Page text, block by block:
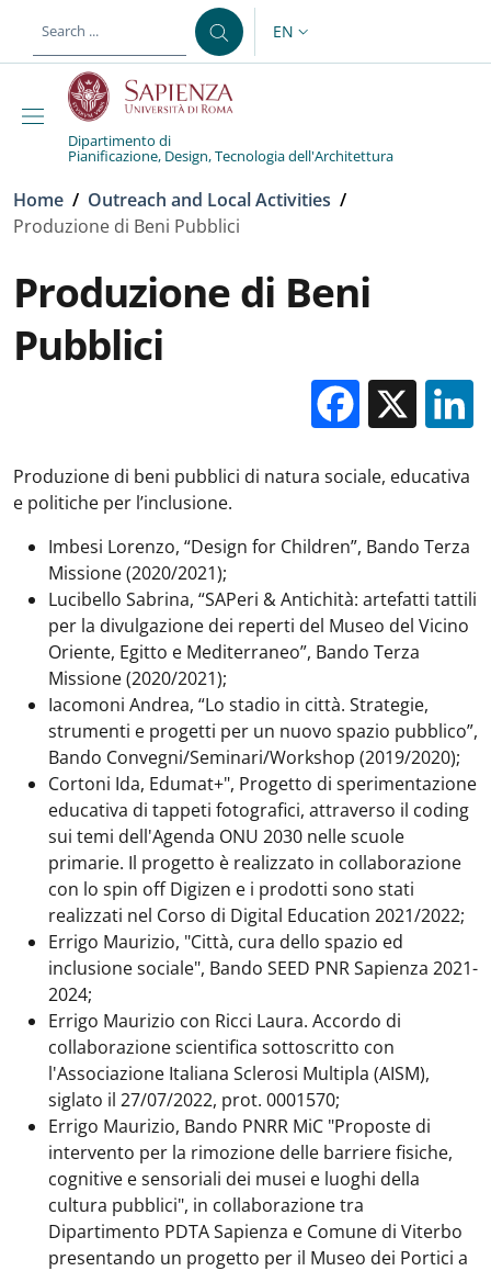
LANGUAGE SWITCHER:
EN
Dipartimento di
Pianificazione, Design, Tecnologia dell'Architettura
Breadcrumb
Home / Outreach and Local Activities /
Produzione di Beni Pubblici
Produzione di Beni
Pubblici
X
Produzione di beni pubblici di natura sociale, educativa
e politiche per l’inclusione.
Imbesi Lorenzo, “Design for Children”, Bando Terza
Missione (2020/2021);
Lucibello Sabrina, “SAPeri & Antichità: artefatti tattili
per la divulgazione dei reperti del Museo del Vicino
Oriente, Egitto e Mediterraneo”, Bando Terza
Missione (2020/2021);
Iacomoni Andrea, “Lo stadio in città. Strategie,
strumenti e progetti per un nuovo spazio pubblico”,
Bando Convegni/Seminari/Workshop (2019/2020);
Cortoni Ida, Edumat+", Progetto di sperimentazione
educativa di tappeti fotografici, attraverso il coding
sui temi dell'Agenda ONU 2030 nelle scuole
primarie. Il progetto è realizzato in collaborazione
con lo spin off Digizen e i prodotti sono stati
realizzati nel Corso di Digital Education 2021/2022;
Errigo Maurizio, "Città, cura dello spazio ed
inclusione sociale", Bando SEED PNR Sapienza 2021-
2024;
Errigo Maurizio con Ricci Laura. Accordo di
collaborazione scientifica sottoscritto con
l'Associazione Italiana Sclerosi Multipla (AISM),
siglato il 27/07/2022, prot. 0001570;
Errigo Maurizio, Bando PNRR MiC "Proposte di
intervento per la rimozione delle barriere fisiche,
cognitive e sensoriali dei musei e luoghi della
cultura pubblici", in collaborazione tra
Dipartimento PDTA Sapienza e Comune di Viterbo
presentando un progetto per il Museo dei Portici a